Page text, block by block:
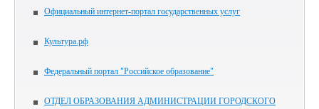
Официальный интернет-портал государственных услуг
Культура.рф
Федеральный портал "Российское образование"
ОТДЕЛ ОБРАЗОВАНИЯ АДМИНИСТРАЦИИ ГОРОДСКОГО